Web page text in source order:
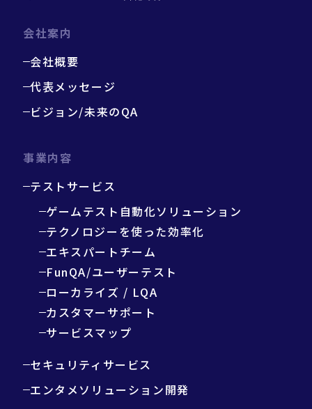
会社案内
会社概要
代表メッセージ
ビジョン/未来のQA
事業内容
テストサービス
ゲームテスト自動化ソリューション
テクノロジーを使った効率化
エキスパートチーム
FunQA/ユーザーテスト
ローカライズ / LQA
カスタマーサポート
サービスマップ
セキュリティサービス
エンタメソリューション開発